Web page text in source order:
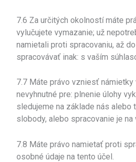
7.6 Za určitých okolností máte
vylučujete vymazanie; už
namietali proti spracovaniu, až
spracovávať inak: s vaším
7.7 Máte právo vzniesť námietky
nevyhnutné pre: plnenie úlohy
sledujeme na základe nás alebo
slobody, alebo spracovanie je
7.8 Máte právo namietať proti
osobné údaje na tento účel.